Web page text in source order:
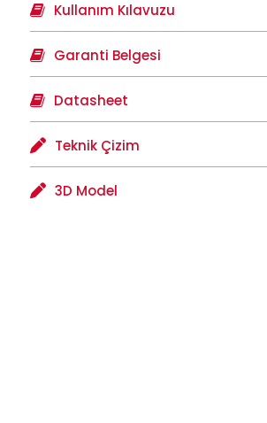
Kullanım Kılavuzu
Garanti Belgesi
Datasheet
Teknik Çizim
3D Model